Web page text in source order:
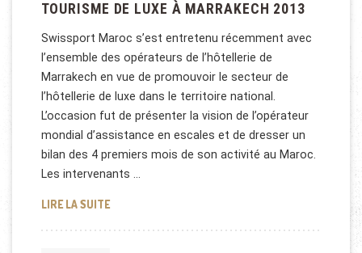
TOURISME DE LUXE À MARRAKECH 2013
Swissport Maroc s’est entretenu récemment avec
l’ensemble des opérateurs de l’hôtellerie de
Marrakech en vue de promouvoir le secteur de
l’hôtellerie de luxe dans le territoire national.
L’occasion fut de présenter la vision de l’opérateur
mondial d’assistance en escales et de dresser un
bilan des 4 premiers mois de son activité au Maroc.
Les intervenants …
LIRE LA SUITETOURISME DE LUXE À MARRAKECH 2013